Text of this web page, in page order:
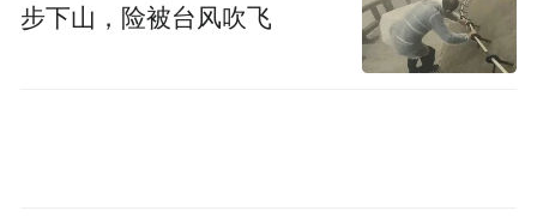
步下山，险被台风吹飞